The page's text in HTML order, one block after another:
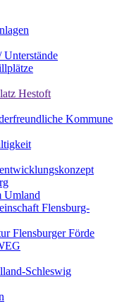
Unterstände
Hestoft
Kommune
Umland
Flensburg-
Flensburger Förde
Schleswig